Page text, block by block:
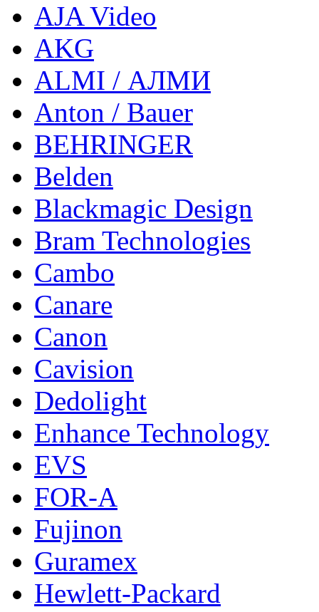
AJA Video
AKG
ALMI / АЛМИ
Anton / Bauer
BEHRINGER
Belden
Blackmagic Design
Bram Technologies
Cambo
Canare
Canon
Cavision
Dedolight
Enhance Technology
EVS
FOR-A
Fujinon
Guramex
Hewlett-Packard